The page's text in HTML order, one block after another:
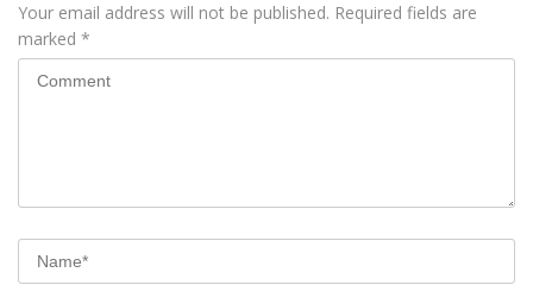
Your email address will not be published. Required fields are
marked *